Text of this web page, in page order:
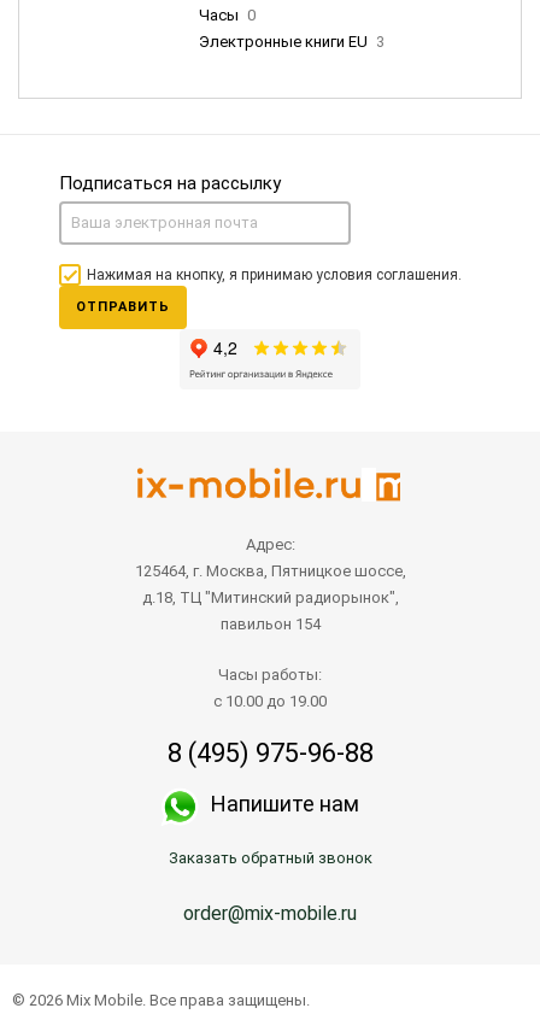
Часы 0
Электронные книги EU 3
Подписаться на рассылку
Нажимая на кнопку, я принимаю условия соглашения.
ОТПРАВИТЬ
Адрес:
125464, г. Москва, Пятницкое шоссе,
д.18, ТЦ "Митинский радиорынок",
павильон 154
Часы работы:
с 10.00 до 19.00
8 (495) 975-96-88
Напишите нам
Заказать обратный звонок
order@mix-mobile.ru
© 2026 Mix Mobile. Все права защищены.